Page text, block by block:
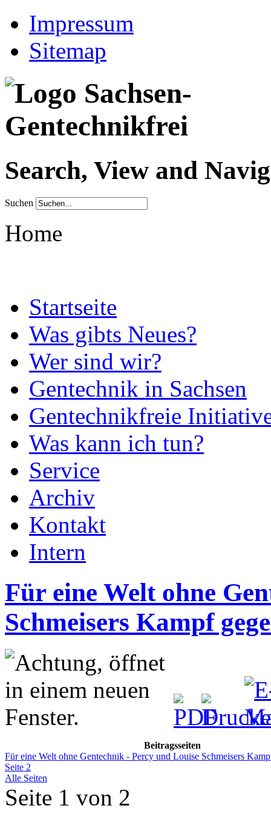
Impressum
Sitemap
Search, View and
Suchen
Home
Startseite
Was gibts Neues?
Wer sind wir?
Gentechnik in Sachsen
Gentechnikfreie
Was kann ich tun?
Service
Archiv
Kontakt
Intern
Für eine Welt ohne
Schmeisers Kampf
Beitragsseiten
Für eine Welt ohne Gentechnik - Percy und Louise Schmeisers
Seite 2
Alle Seiten
Seite 1 von 2